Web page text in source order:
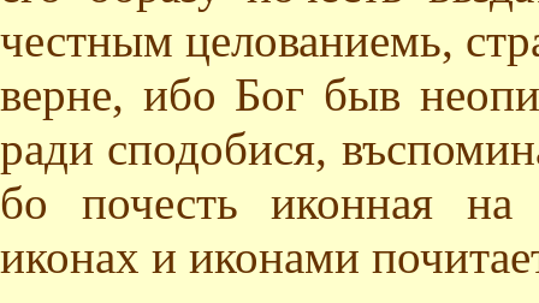
честным целованиемь,
верне, ибо Бог быв
ради сподобися,
бо почесть иконная на
иконах и иконами